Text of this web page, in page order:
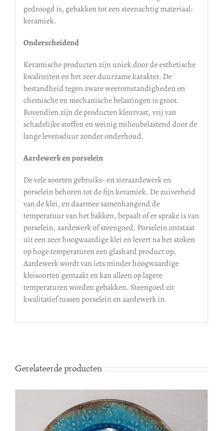
gedroogd is, gebakken tot een steenachtig materiaal:
keramiek.
Onderscheidend
Keramische producten zijn uniek door de esthetische
kwaliteiten en het zeer duurzame karakter. De
bestandheid tegen zware weeromstandigheden en
chemische en mechanische belastingen is groot.
Bovendien zijn de producten kleurvast, vrij van
schadelijke stoffen en weinig milieubelastend door de
lange levensduur zonder onderhoud.
Aardewerk en porselein
De vele soorten gebruiks- en sieraardewerk en
porselein behoren tot de fijn keramiek. De zuiverheid
van de klei, en daarmee samenhangend de
temperatuur van het bakken, bepaalt of er sprake is van
porselein, aardewerk of steengoed. Porselein ontstaat
uit een zeer hoogwaardige klei en levert na het stoken
op hoge temperaturen een glashard product op.
Aardewerk wordt van iets minder hoogwaardige
kleisoorten gemaakt en kan alleen op lagere
temperaturen worden gebakken. Steengoed zit
kwalitatief tussen porselein en aardewerk in.
Gerelateerde producten